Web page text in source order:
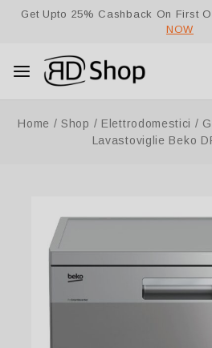
Get Upto 25% Cashback On First
NOW
Home / Shop / Elettrodomestici /
Lavastoviglie Beko